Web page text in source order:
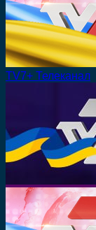
TV7+ Телеканал